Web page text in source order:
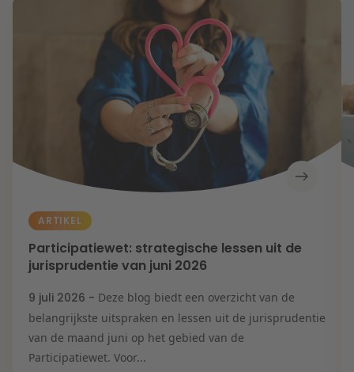
ARTIKEL
Participatiewet: strategische lessen uit de
jurisprudentie van juni 2026
9 juli 2026 - Deze blog biedt een overzicht van de
belangrijkste uitspraken en lessen uit de jurisprudentie
van de maand juni op het gebied van de
Participatiewet. Voor...